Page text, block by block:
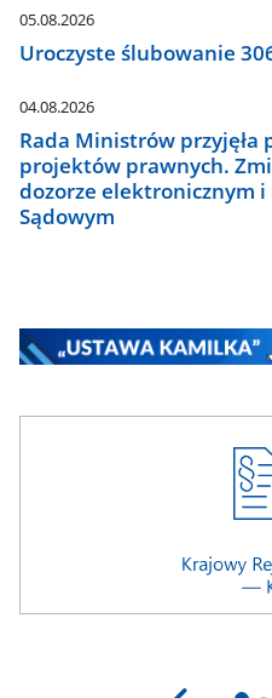
05.08.2026
Uroczyste ślubowanie
04.08.2026
Rada Ministrów przyjęła
projektów prawnych.
dozorze elektronicznym
Sądowym